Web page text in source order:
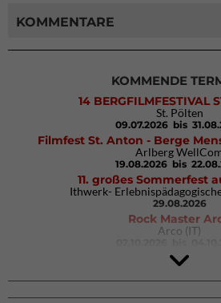
KOMMENTARE
KOMMENDE
14 BERGFILMFESTIVAL
St. Pölten
09.07.2026 bis
Filmfest St. Anton - Berge
Arlberg
19.08.2026 bis
11. großes Sommerfest
Ithwerk-
29.08.2026
Rock Master
Arco (IT)
9. Eiskletter Festival
Eisparkt Osttirol